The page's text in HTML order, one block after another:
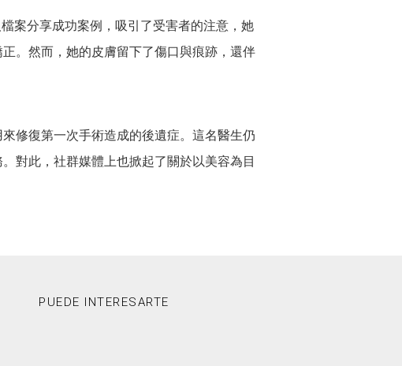
案分享成功案例，吸引了受害者的注意，她
。然而，她的皮膚留下了傷口與痕跡，還伴
修復第一次手術造成的後遺症。這名醫生仍
對此，社群媒體上也掀起了關於以美容為目
PUEDE INTERESARTE